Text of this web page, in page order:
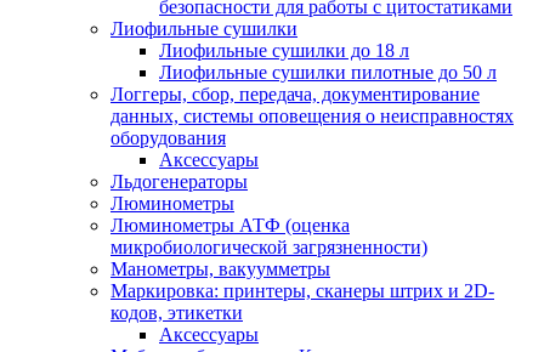
безопасности для работы с цитостатиками
Лиофильные сушилки
Лиофильные сушилки до 18 л
Лиофильные сушилки пилотные до 50 л
Логгеры, сбор, передача, документирование
данных, системы оповещения о неисправностях
оборудования
Аксессуары
Льдогенераторы
Люминометры
Люминометры АТФ (оценка
микробиологической загрязненности)
Манометры, вакуумметры
Маркировка: принтеры, сканеры штрих и 2D-
кодов, этикетки
Аксессуары